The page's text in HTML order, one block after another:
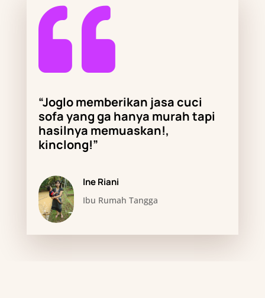

“Joglomemberikan jasa cuci
sofa yang ga hanya murah tapi
hasilnya memuaskan!,
kinclong!”
Ine Riani
Ibu Rumah Tangga